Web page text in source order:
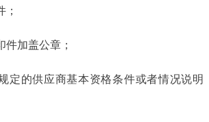
加盖公章；
定的供应商基本资格条件或者情况说明